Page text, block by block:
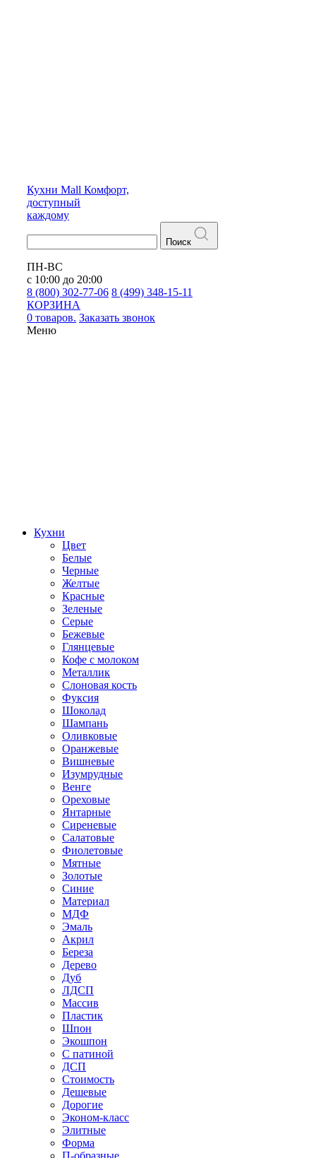
Кухни Mall Комфорт,
доступный
каждому
Поиск
ПН-ВС
с 10:00 до 20:00
8 (800) 302-77-06 8 (499) 348-15-11
КОРЗИНА
0 товаров. Заказать звонок
Меню
Кухни
Цвет
Белые
Черные
Желтые
Красные
Зеленые
Серые
Бежевые
Глянцевые
Кофе с молоком
Металлик
Слоновая кость
Фуксия
Шоколад
Шампань
Оливковые
Оранжевые
Вишневые
Изумрудные
Венге
Ореховые
Янтарные
Сиреневые
Салатовые
Фиолетовые
Мятные
Золотые
Синие
Материал
МДФ
Эмаль
Акрил
Береза
Дерево
Дуб
ЛДСП
Массив
Пластик
Шпон
Экошпон
С патиной
ДСП
Стоимость
Дешевые
Дорогие
Эконом-класс
Элитные
Форма
П-образные